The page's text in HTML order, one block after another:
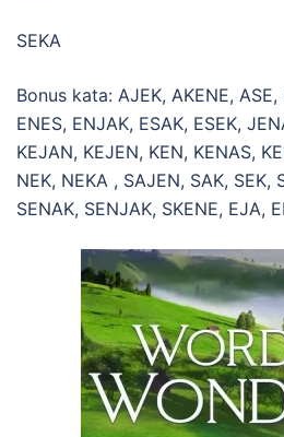
SEKA
Bonus kata: AJEK, AKENE,
ENES, ENJAK, ESAK, ESEK,
KEJAN, KEJEN, KEN, KENAS,
NEK, NEKA , SAJEN, SAK, SEK,
SENAK, SENJAK, SKENE, EJA,